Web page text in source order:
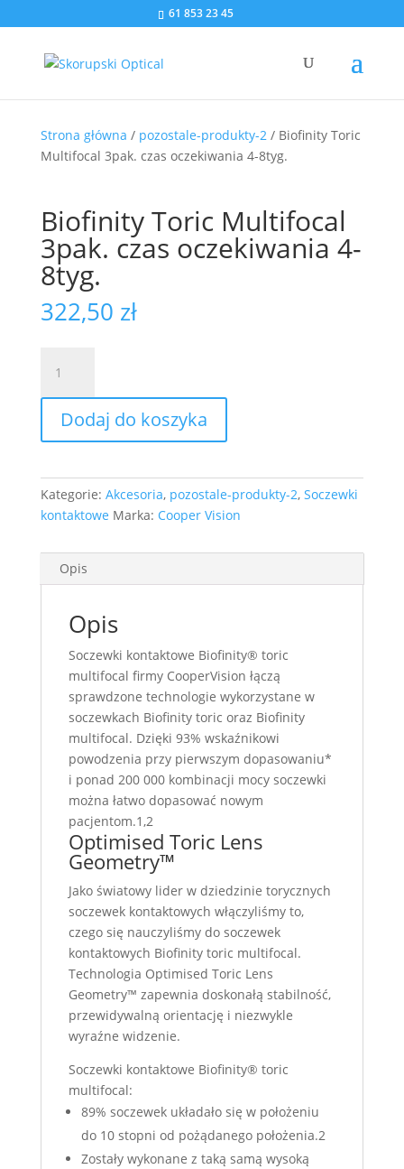
61 853 23 45
Strona główna / pozostale-produkty-2/ Biofinity Toric
Multifocal 3pak. czas oczekiwania 4-8tyg.
Biofinity Toric Multifocal
3pak. czas oczekiwania 4-
8tyg.
322,50 zł
Biofinity
Toric
Multifocal
3pak.
oczekiwania
4-
8tyg.
Dodaj do koszyka
Kategorie: Akcesoria, pozostale-produkty-2, Soczewki
kontaktowe Marka: Cooper Vision
Opis
Opis
Soczewki kontaktowe Biofinity® toric
multifocal firmy CooperVision łączą
sprawdzone technologie wykorzystane w
soczewkach Biofinity toric oraz Biofinity
multifocal. Dzięki 93% wskaźnikowi
powodzenia przy pierwszym dopasowaniu*
i ponad 200 000 kombinacji mocy soczewki
można łatwo dopasować nowym
pacjentom.1,2
Optimised Toric Lens
Geometry™
Jako światowy lider w dziedzinie torycznych
soczewek kontaktowych włączyliśmy to,
czego się nauczyliśmy do soczewek
kontaktowych Biofinity toric multifocal.
Technologia Optimised Toric Lens
Geometry™ zapewnia doskonałą stabilność,
przewidywalną orientację i niezwykle
wyraźne widzenie.
Soczewki kontaktowe Biofinity® toric
multifocal:
89% soczewek układało się w położeniu
do 10 stopni od pożądanego położenia.2
Zostały wykonane z taką samą wysoką